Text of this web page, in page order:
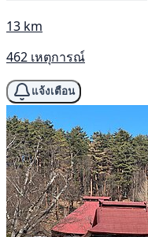
13 km
462 เหตุการณ์
แจ้งเตือน